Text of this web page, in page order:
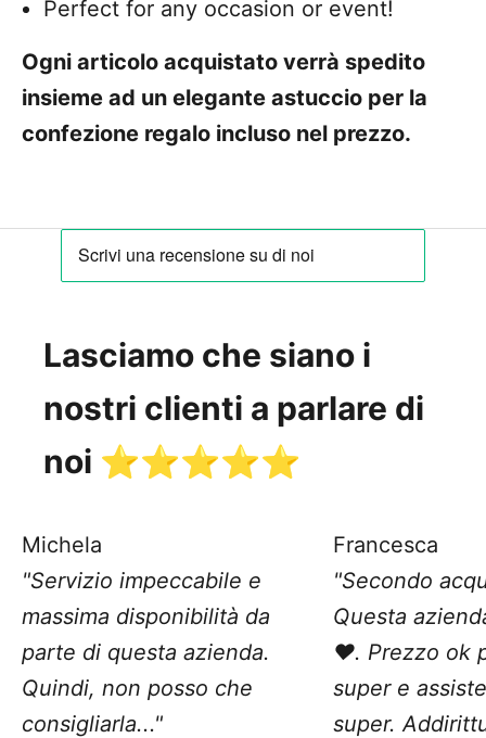
Perfect for any occasion or event!
Ogni articolo acquistato verrà spedito
insieme ad un elegante astuccio per la
confezione regalo incluso nel prezzo.
Lasciamo che siano i
nostri clienti a parlare di
noi ⭐️⭐️⭐️⭐️⭐️
Michela
"Servizio impeccabile e
massima disponibilità da
parte di questa azienda.
Quindi, non posso che
consigliarla..."
Francesca
"Secondo
Questa
❤️. Prezzo ok
super e
super.